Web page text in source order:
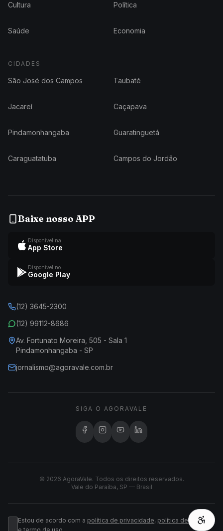
Cultura Política
Saúde Economia
CIDADES
São José dos Campos Taubaté
Jacareí Caçapava
Pindamonhangaba Guaratinguetá
Caraguatatuba Campos do Jordão
Baixe nosso APP
Disponível na
App Store
Disponível no
Google Play
(12) 3645-2300
(12) 99112-8686
Av. Fortunato Moreira, 505 - Sala 1
Pindamonhangaba - SP
jornalismo@agoravale.com.br
SIGA O AGORAVALE
© 2026 AgoraVale. Todos os direitos reservados.
Vale do Paraíba, SP — Brasil
Estou de acordo com a política de privacidade, política de cookies